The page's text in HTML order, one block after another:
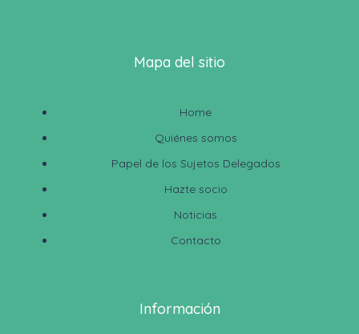
Mapa del sitio
Home
Quiénes somos
Papel de los Sujetos Delegados
Hazte socio
Noticias
Contacto
Información